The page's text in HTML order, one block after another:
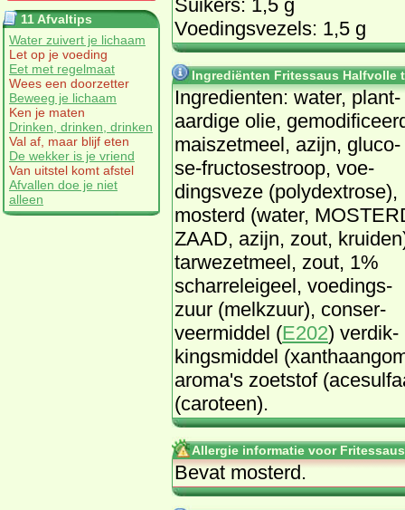
11 Afvaltips
Water zuivert je lichaam
Let op je voeding
Eet met regelmaat
Wees een doorzetter
Beweeg je lichaam
Ken je maten
Drinken, drinken, drinken
Val af, maar blijf eten
De wekker is je vriend
Van uitstel komt afstel
Afvallen doe je niet
alleen
Suikers: 1,5 g
Voedingsvezels: 1,5 g
Ingrediënten Fritessaus Halfvolle
In­gre­dien­ten: wa­ter, plant­
aar­di­ge olie,
mais­zet­meel, azijn, glu­co­
se-fruc­to­se­stroop, voe­
dings­ve­ze (po­lydex­tro­se),
mos­terd (wa­ter,
ZAAD, azijn, zout,
tar­we­zet­meel, zout, 1%
schar­rel­ei­geel, voe­dings­
zuur (melk­zuur), con­ser­
veer­mid­del (E202) ver­dik­
kings­mid­del
aro­ma's zoet­stof
(ca­ro­teen).
Allergie informatie voor
Be­vat mos­terd.